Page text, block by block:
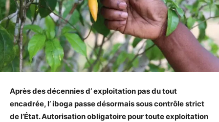
Après des décennies d’ exploitation pas du tout
encadrée, l’ iboga passe désormais sous contrôle strict
de l’État. Autorisation obligatoire pour toute exploitation